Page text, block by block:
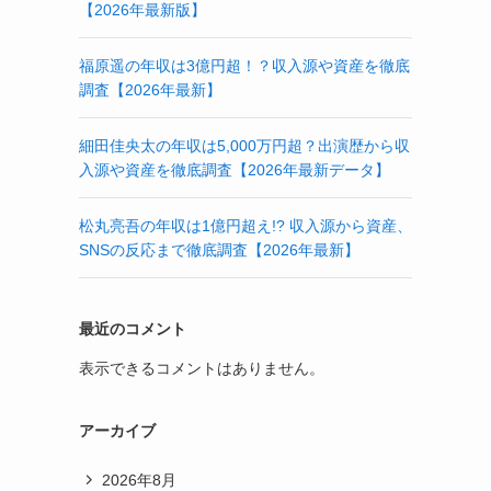
【2026年最新版】
福原遥の年収は3億円超！？収入源や資産を徹底
調査【2026年最新】
細田佳央太の年収は5,000万円超？出演歴から収
入源や資産を徹底調査【2026年最新データ】
松丸亮吾の年収は1億円超え!? 収入源から資産、
SNSの反応まで徹底調査【2026年最新】
最近のコメント
表示できるコメントはありません。
アーカイブ
2026年8月